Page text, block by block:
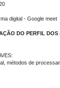
digital - Google meet
DO PERFIL DOS
métodos de